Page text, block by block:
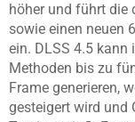
höher und führt die
sowie einen neuen
ein. DLSS 4.5 kann
Methoden bis zu
Frame generieren,
gesteigert wird und